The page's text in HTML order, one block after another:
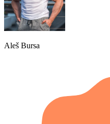
Aleš Bursa